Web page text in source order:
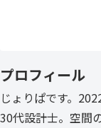
プロフィール
じょりぱです。
30代設計士。空間